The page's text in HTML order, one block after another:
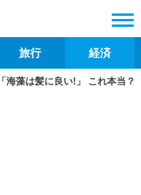
旅行 経済
「海藻は髪に良い!」 これ本当？